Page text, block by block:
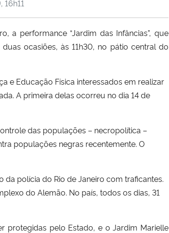
a performance “Jardim das Infâncias”, que
ocasiões, às 11h30, no pátio central do
e Educação Física interessados em realizar
A primeira delas ocorreu no dia 14 de
das populações – necropolítica –
populações negras recentemente. O
polícia do Rio de Janeiro com traficantes.
do Alemão. No país, todos os dias, 31
protegidas pelo Estado, e o Jardim Marielle